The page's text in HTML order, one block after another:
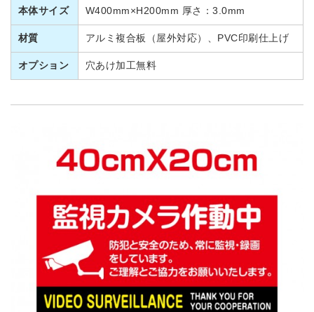
本体サイズ W400mm×H200mm 厚さ：3.0mm
材質 アルミ複合板（屋外対応）、PVC印刷仕上げ
オプション 穴あけ加工無料